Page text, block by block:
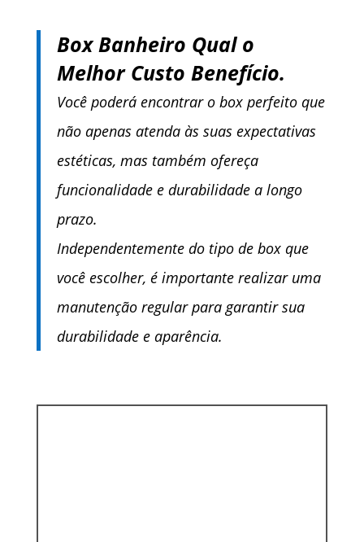
Box Banheiro Qual o
Melhor Custo Benefício.
Você poderá encontrar o box perfeito que
não apenas atenda às suas expectativas
estéticas, mas também ofereça
funcionalidade e durabilidade a longo
prazo.
Independentemente do tipo de box que
você escolher, é importante realizar uma
manutenção regular para garantir sua
durabilidade e aparência.